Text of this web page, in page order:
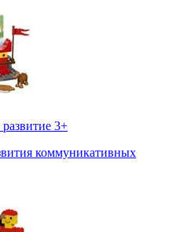
3+
коммуникативных